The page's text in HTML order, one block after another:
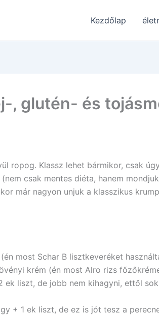
Kezdőlap
, glutén- és
ropog. Klassz lehet bármikor, csak
csak mentes diéta, hanem
már nagyon unjuk a klasszikus
most Schar B lisztkeveréket
krém (én most Alro rizs
ek liszt, de jobb nem kihagyni, ettől
+ 1 ek liszt, de ez is jót tesz a